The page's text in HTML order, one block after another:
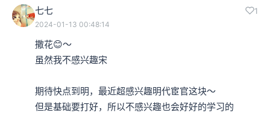
七七 1
2024-01-13 00:48:14
撒花😊～
虽然我不感兴趣宋
期待快点到明，最近超感兴趣明代宦官这块～
但是基础要打好，所以不感兴趣也会好好的学习的